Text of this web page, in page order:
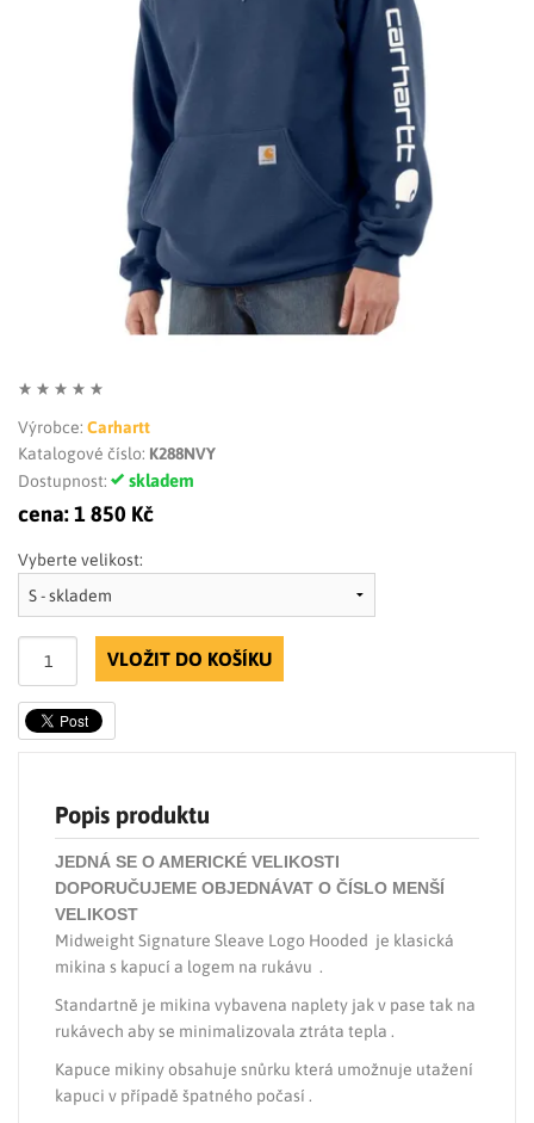
LIMITOVANÉ EDICE
Výrobce: Carhartt
Katalogové číslo: K288NVY
Dostupnost:
skladem
cena:1 850 Kč
Vyberte velikost:
VLOŽIT DO KOŠÍKU
Popis produktu
JEDNÁ SE O AMERICKÉ VELIKOSTI
DOPORUČUJEME OBJEDNÁVAT O ČÍSLO MENŠÍ
VELIKOST
Midweight Signature Sleave Logo Hooded je klasická
mikina s kapucí a logem na rukávu .
Standartně je mikina vybavena naplety jak v pase tak na
rukávech aby se minimalizovala ztráta tepla .
Kapuce mikiny obsahuje snůrku která umožnuje utažení
kapuci v případě špatného počasí .